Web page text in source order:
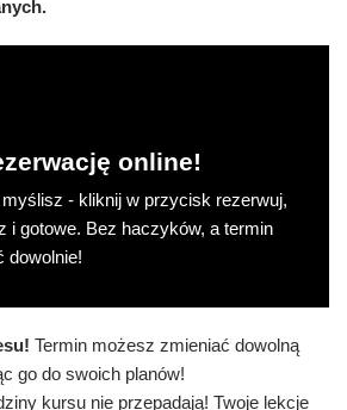
online!
myślisz - kliknij w przycisk rezerwuj,
i gotowe. Bez haczyków, a termin
dowolnie!
Termin możesz zmieniać dowolną
go do swoich planów!
kursu nie przepadają! Twoje lekcje